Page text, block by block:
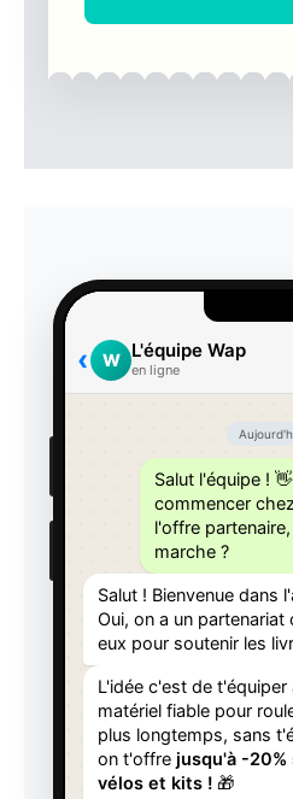
‹ W L'équipe Wap
en ligne
Salut l'équipe !
commencer
l'offre
marche ?
Salut ! Bienvenue dans
Oui, on a un partenariat
eux pour soutenir les
L'idée c'est de t'équiper
matériel fiable pour
plus longtemps, sans
on t'offre jusqu'à -20%
vélos et kits ! 🎁